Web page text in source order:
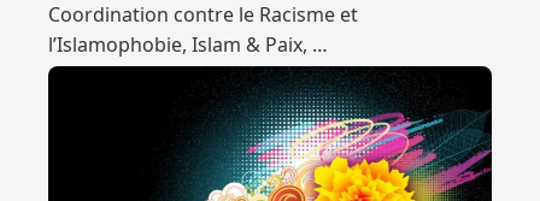
Coordination contre le Racisme et
l’Islamophobie, Islam & Paix, …